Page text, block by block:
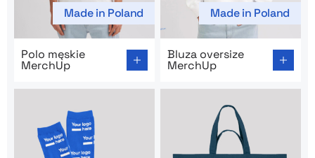
Made in Poland
Polo męskie
MerchUp
Made in Poland
Bluza oversize
MerchUp